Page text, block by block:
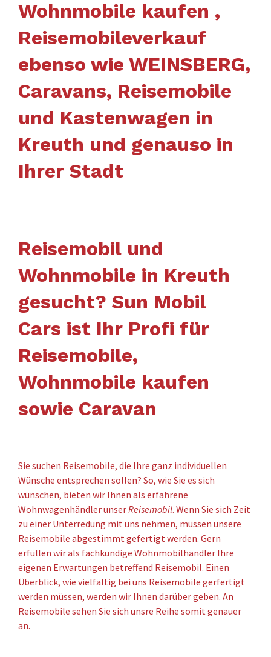
Wohnmobile kaufen ,
Reisemobileverkauf
ebenso wie WEINSBERG,
Caravans, Reisemobile
und Kastenwagen in
Kreuth und genauso in
Ihrer Stadt
Reisemobil und
Wohnmobile in Kreuth
gesucht? Sun Mobil
Cars ist Ihr Profi für
Reisemobile,
Wohnmobile kaufen
sowie Caravan
Sie suchen Reisemobile, die Ihre ganz individuellen
Wünsche entsprechen sollen? So, wie Sie es sich
wünschen, bieten wir Ihnen als erfahrene
Wohnwagenhändler unserReisemobil. Wenn Sie sich Zeit
zu einer Unterredung mit uns nehmen, müssen unsere
Reisemobile abgestimmt gefertigt werden. Gern
erfüllen wir als fachkundige Wohnmobilhändler Ihre
eigenen Erwartungen betreffend Reisemobil. Einen
Überblick, wie vielfältig bei uns Reisemobile gerfertigt
werden müssen, werden wir Ihnen darüber geben. An
Reisemobile sehen Sie sich unsre Reihe somit genauer
an.